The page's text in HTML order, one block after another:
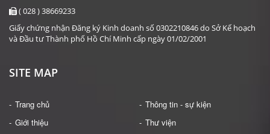
( 028 ) 38669233
Giấy chứng nhận Đăng ký Kinh doanh số 0302210846 do Sở Kế hoạch
và Đầu tư Thành phố Hồ Chí Minh cấp ngày 01/02/2001
SITE MAP
Trang chủ
Giới thiệu
Thông tin - sự kiện
Thư viện